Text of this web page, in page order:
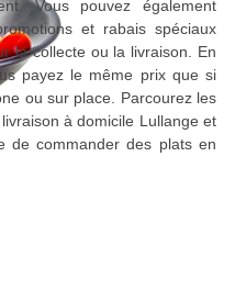
Vous pouvez également
et rabais spéciaux
la collecte ou la livraison. En
payez le même prix que si
ou sur place. Parcourez les
à domicile Lullange et
de commander des plats en